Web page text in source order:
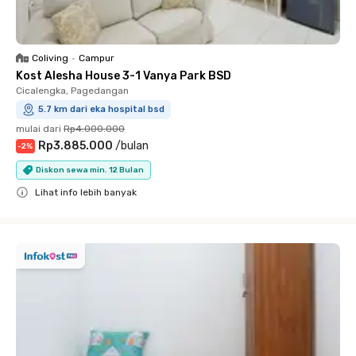
Coliving • Campur
Kost Alesha House 3-1 Vanya Park BSD
Cicalengka, Pagedangan
5.7 km dari eka hospital bsd
mulai dari Rp4.000.000
-2% Rp3.885.000 /bulan
Diskon sewa min. 12 Bulan
Lihat info lebih banyak